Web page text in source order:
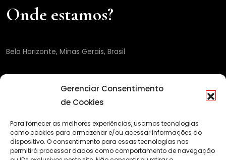
Gerenciar Consentimento
de Cookies
Para fornecer as melhores experiências, usamos tecnologias
como cookies para armazenar e/ou acessar informações do
dispositivo. O consentimento para essas tecnologias nos
permitirá processar dados como comportamento de navegação
Onde estamos?
Belo Horizonte, Minas Gerais, Brasil